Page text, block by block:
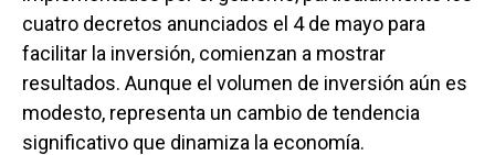
cuatro decretos anunciados el 4 de mayo para
facilitar la inversión, comienzan a mostrar
resultados. Aunque el volumen de inversión aún es
modesto, representa un cambio de tendencia
significativo que dinamiza la economía.